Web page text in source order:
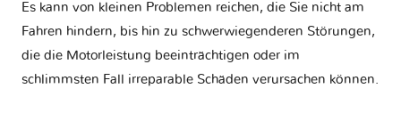
Es kann von kleinen Problemen reichen, die Sie nicht am
Fahren hindern, bis hin zu schwerwiegenderen Störungen,
die die Motorleistung beeinträchtigen oder im
schlimmsten Fall irreparable Schäden verursachen können.